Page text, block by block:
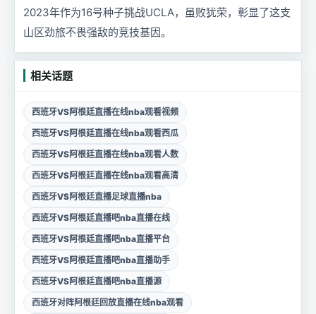
2023年作为16号种子挑战UCLA，虽败犹荣，彰显了这支
山区劲旅不畏强敌的竞技基因。
相关话题
西班牙VS阿根廷直播在线nba观看视频
西班牙VS阿根廷直播在线nba观看西瓜
西班牙VS阿根廷直播在线nba观看人数
西班牙VS阿根廷直播在线nba观看高清
西班牙VS阿根廷直播足球直播nba
西班牙VS阿根廷直播吧nba直播在线
西班牙VS阿根廷直播吧nba直播平台
西班牙VS阿根廷直播吧nba直播助手
西班牙VS阿根廷直播吧nba直播源
西班牙对阵阿根廷回放直播在线nba观看